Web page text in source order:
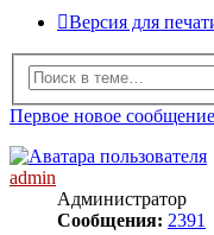
Версия для
Первое новое сообщение
admin
Администратор
Сообщения: 2391